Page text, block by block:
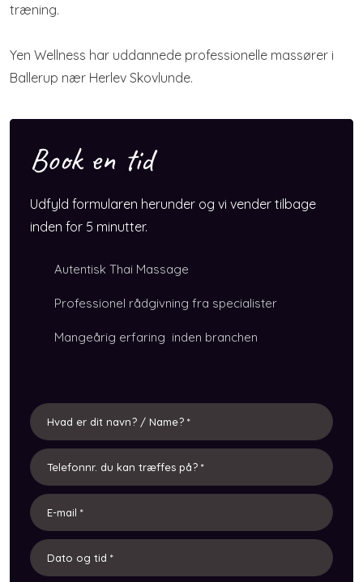
træning.
Yen Wellness har uddannede professionelle massører i
Ballerup nær Herlev Skovlunde.
​Book e​n tid
Udfyld formularen herunder og vi vender tilbage
inden for 5 minutter.
Autentisk Thai Massage
Professionel rådgivning fra specialister
Mangeårig erfaring inden branchen